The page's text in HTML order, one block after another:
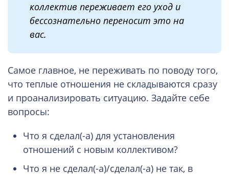
коллектив переживает его уход и
бессознательно переносит это на
вас.
Самое главное, не переживать по поводу того,
что теплые отношения не складываются сразу
и проанализировать ситуацию. Задайте себе
вопросы:
Что я сделал(-а) для установления
отношений с новым коллективом?
Что я не сделал(-а)/сделал(-а) не так, в